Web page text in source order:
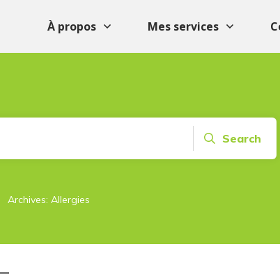
À propos Mes services
Search
Archives: Allergies